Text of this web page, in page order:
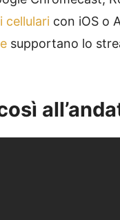
cellulari con iOS o
supportano lo